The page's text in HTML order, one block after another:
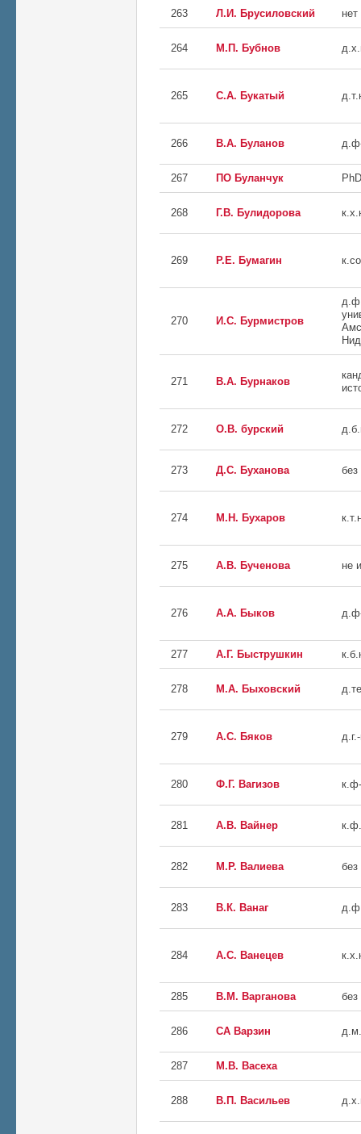
263 Л.И. Брусиловский нет
264 М.П. Бубнов
265 С.А. Букатый
266 В.А. Буланов
267 ПО Буланчук
268 Г.В. Булидорова
269 Р.Е. Бумагин
270 И.С. Бурмистров
271 В.А. Бурнаков
272 О.В. бурский
273 Д.С. Буханова без
274 М.Н. Бухаров
275 А.В. Бученова не
276 А.А. Быков
277 А.Г. Быструшкин
278 М.А. Быховский
279 А.С. Бяков
280 Ф.Г. Вагизов
281 А.В. Вайнер
282 М.Р. Валиева без
283 В.К. Ванаг
284 А.С. Ванецев
285 В.М. Варганова без
286 СА Варзин
287 М.В. Васеха
288 В.П. Васильев